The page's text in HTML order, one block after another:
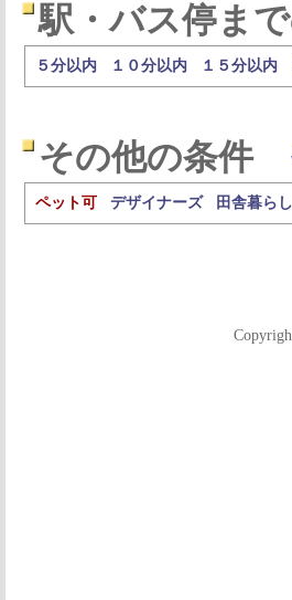
駅・バス停まで
５分以内 １０分以内 １５分以内
その他の条件
ペット可 デザイナーズ 田舎暮らし